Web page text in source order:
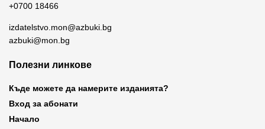
+0700 18466
izdatelstvo.mon@azbuki.bg
azbuki@mon.bg
Полезни линкове
Къде можете да намерите изданията?
Вход за абонати
Начало